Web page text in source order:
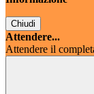
Chiudi
Attendere...
Attendere il